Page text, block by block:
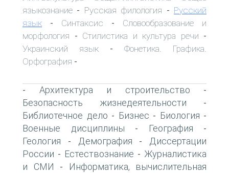
языкознание - Русская филология - Русский
язык - Синтаксис - Словообразование и
морфология - Стилистика и культура речи -
Украинский язык - Фонетика. Графика.
Орфография -
- Архитектура и строительство -
Безопасность жизнедеятельности -
Библиотечное дело - Бизнес - Биология -
Военные дисциплины - География -
Геология - Демография -
Диссертации
России - Естествознание - Журналистика
и СМИ -
Информатика, вычислительная